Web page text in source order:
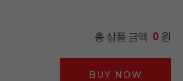
총 상품 금액 0원
BUY NOW